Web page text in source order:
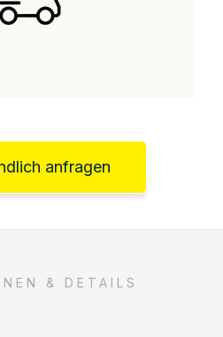
anfragen
& DETAILS